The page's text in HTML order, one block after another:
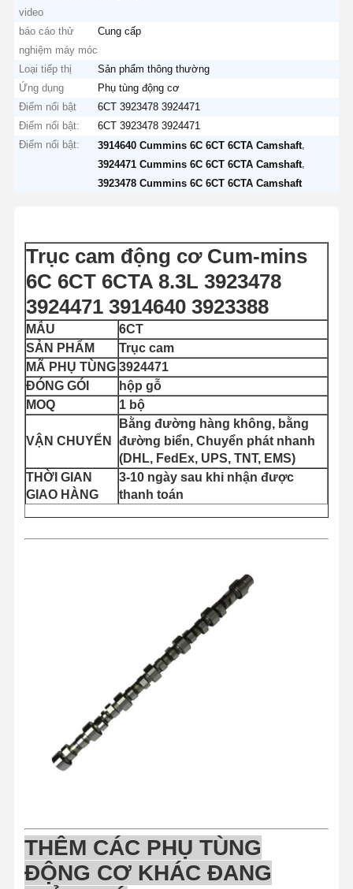
Nhà Sản Phẩm
Về Chúng
Tôi
Tham Quan
Nhà Máy
video
báo cáo thử
nghiệm máy móc
Cung cấp
Loại tiếp thị
Sản phẩm thông thường
Ứng dụng
Phụ tùng động cơ
Điểm nổi bật
6CT 3923478 3924471
Điểm nổi bật:
6CT 3923478 3924471
Điểm nổi bật:
3914640 Cummins 6C 6CT 6CTA Camshaft
3924471 Cummins 6C 6CT 6CTA Camshaft
3923478 Cummins 6C 6CT 6CTA Camshaft
Trục cam động cơ Cum-mins
6C 6CT 6CTA 8.3L 3923478
3924471 3914640 3923388
MẪU
6CT
SẢN PHẨM
Trục cam
MÃ PHỤ TÙNG 3924471
ĐÓNG GÓI
hộp gỗ
MOQ
1 bộ
VẬN CHUYỂN
Bằng đường hàng không, bằng
đường biển, Chuyển phát nhanh
(DHL, FedEx, UPS, TNT, EMS)
THỜI GIAN
GIAO HÀNG
3-10 ngày sau khi nhận được
thanh toán
THÊM CÁC PHỤ TÙNG
ĐỘNG CƠ KHÁC ĐANG